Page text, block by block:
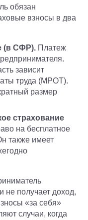
обязан
взносы в два
(в СФР). Платеж
зависит
труда (МРОТ).
размер
страхование
на бесплатное
также имеет
не получает доход,
«за себя»
случаи, когда